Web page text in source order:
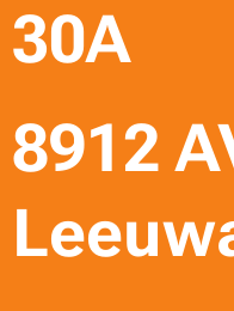
30A
8912